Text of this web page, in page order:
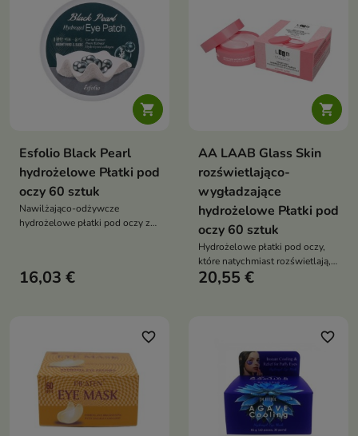

Esfolio Black Pearl
hydrożelowe Płatki pod
oczy 60 sztuk
Nawilżająco-odżywcze
hydrożelowe płatki pod oczy z
elastyczność i wyraźnie
16,03 €

AA LAAB Glass Skin
rozświetlająco-
wygładzające
hydrożelowe Płatki pod
oczy 60 sztuk
Hydrożelowe płatki pod oczy,
które natychmiast rozświetlają,
nawilżają i redukują oznaki
20,55 €
favorite_border favorite_border